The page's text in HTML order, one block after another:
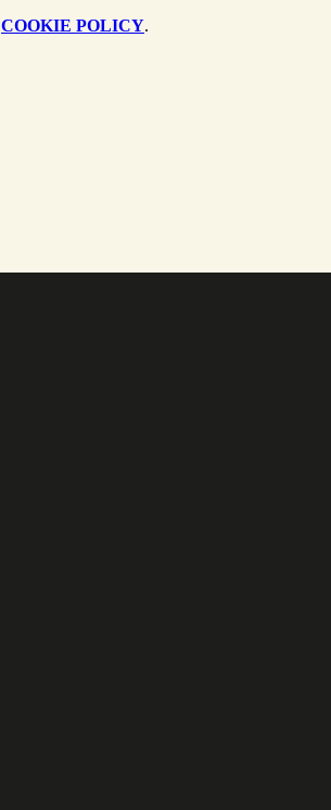
COOKIE POLICY.